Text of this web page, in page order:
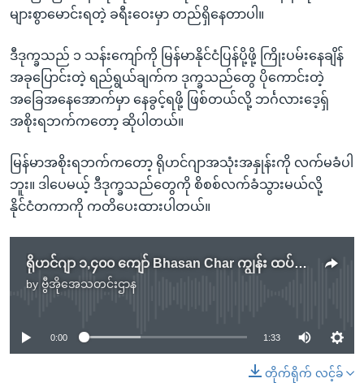
များစွာမောင်းရတဲ့ ခရီးဝေးမှာ တည်ရှိနေတာပါ။
ဒီဒုက္ခသည် ၁ သန်းကျော်ကို မြန်မာနိုင်ငံပြန်ပို့ဖို့ ကြိုးပမ်းနေချိန်
အခုပြောင်းတဲ့ ရည်ရွယ်ချက်က ဒုက္ခသည်တွေ ပိုကောင်းတဲ့
အခြေအနေအောက်မှာ နေခွင့်ရဖို့ ဖြစ်တယ်လို့ ဘင်္ဂလားဒေ့ရှ်
အစိုးရဘက်ကတော့ ဆိုပါတယ်။
မြန်မာအစိုးရဘက်ကတော့ ရိုဟင်ဂျာအသုံးအနှုန်းကို လက်မခံပါ
ဘူး။ ဒါပေမယ့် ဒီဒုက္ခသည်တွေကို စိစစ်လက်ခံသွားမယ်လို့
နိုင်ငံတကာကို ကတိပေးထားပါတယ်။
ရိုဟင်ဂျာ ၁,၄၀၀ ကျော် Bhasan Char ကျွန်း ထပ်မံပို့ဆောင်
by ဗွီအိုအေသတင်းဌာန
No media source currently available
0:00 1:33
တိုက်ရိုက် လင့်ခ်